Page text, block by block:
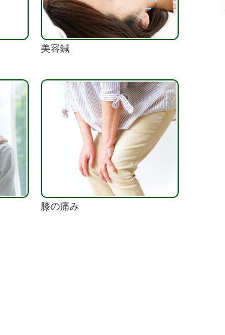
美容鍼
膝の痛み